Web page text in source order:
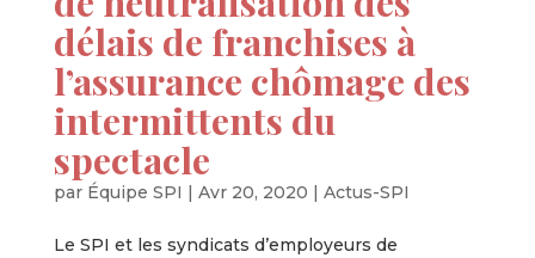
délais de franchises à
l’assurance chômage des
intermittents du
spectacle
par Équipe SPI | Avr 20, 2020 | Actus-SPI
Le SPI et les syndicats d’employeurs de